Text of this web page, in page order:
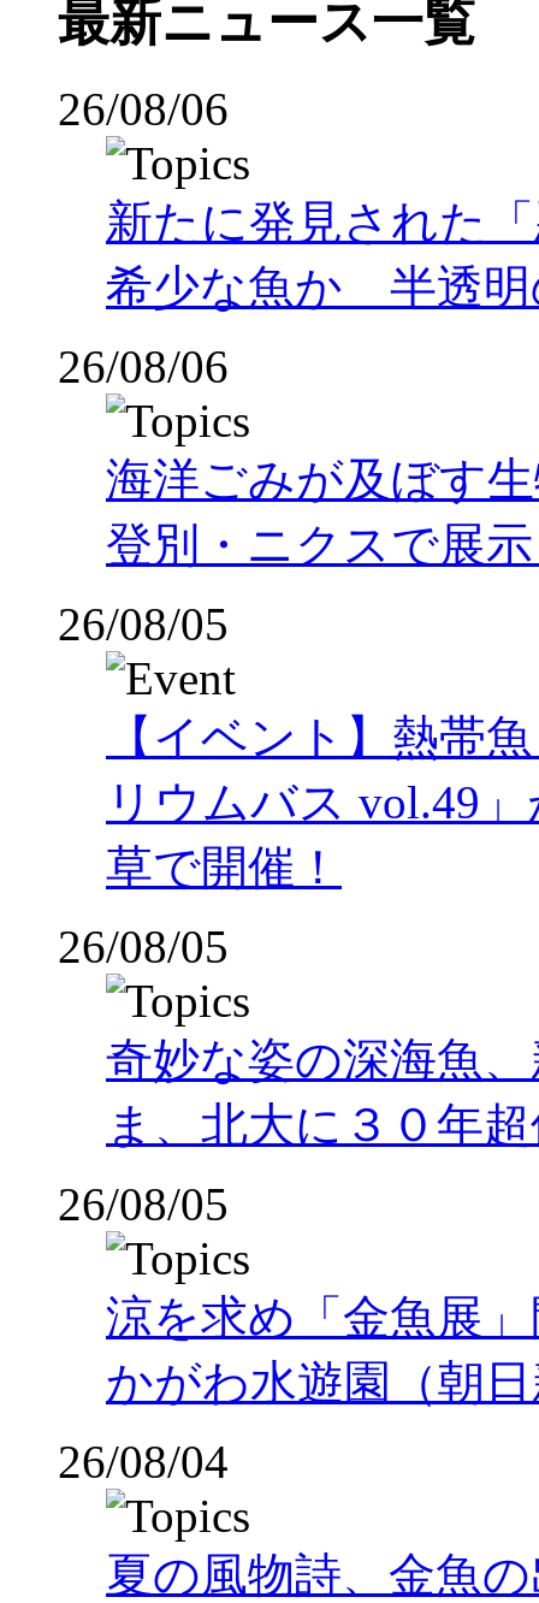
最新ニュース一覧
26/08/06
新たに発見された
希少な魚か 半透明
26/08/06
海洋ごみが及ぼす
登別・ニクスで展
26/08/05
【イベント】熱帯
リウムバス vol.49
草で開催！
26/08/05
奇妙な姿の深海魚
ま、北大に３０年
26/08/05
涼を求め「金魚展
かがわ水遊園（朝
26/08/04
夏の風物詩、金魚